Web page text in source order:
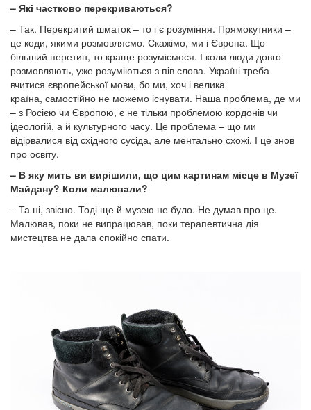
– Які частково перекриваються?
– Так. Перекритий шматок – то і є розуміння. Прямокутники –
це коди, якими розмовляємо. Скажімо, ми і Європа. Що
більший перетин, то краще розуміємося. І коли люди довго
розмовляють, уже розуміються з пів слова. Україні треба
вчитися європейської мови, бо ми, хоч і велика
країна, самостійно не можемо існувати. Наша проблема, де ми
– з Росією чи Європою, є не тільки проблемою кордонів чи
ідеологій, а й культурного часу. Це проблема – що ми
відірвалися від східного сусіда, але ментально схожі. І це знов
про освіту.
– В яку мить ви вирішили, що цим картинам місце в Музеї
Майдану? Коли малювали?
– Та ні, звісно. Тоді ще й музею не було. Не думав про це.
Малював, поки не випрацював, поки терапевтична дія
мистецтва не дала спокійно спати.